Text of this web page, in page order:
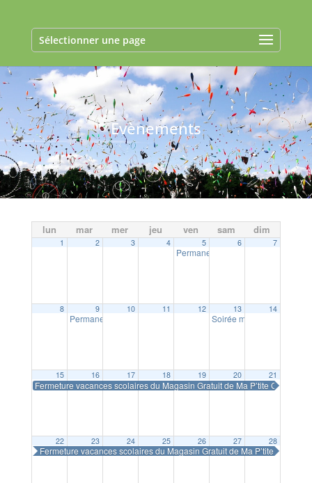
Sélectionner une page
Evènements
lun mar mer jeu ven sam dim
1 2 3 4 5
Permanences PLUi
6 7
8 9
Permanences PLUi
10 11 12 13
Soirée moules frites + feu
14
15
Fermeture vacances scolaires du Magasin Gratuit de Ma P’tite Glanerie
16 17 18 19 20 21
22
Fermeture vacances scolaires du Magasin Gratuit de Ma P’tite Glanerie
23 24 25 26 27 28